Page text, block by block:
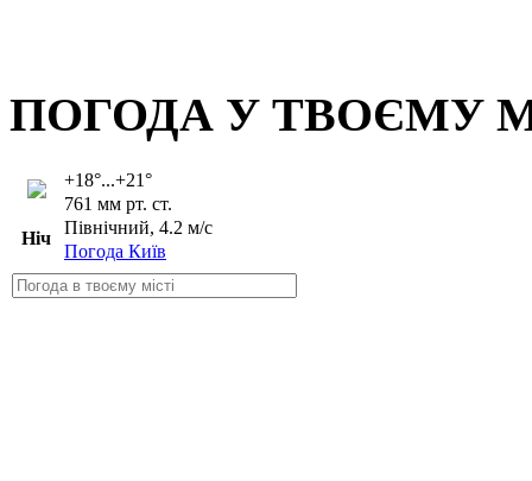
ПОГОДА У ТВОЄМУ
+18°...+21°
761 мм рт. ст.
Північний, 4.2 м/с
Погода Київ
Ніч